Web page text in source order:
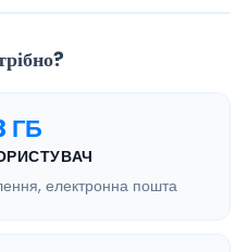
ГБ
електронна пошта